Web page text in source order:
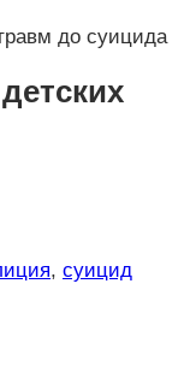
до суицида
, суицид